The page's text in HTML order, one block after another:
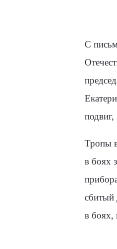
С
Тропы
в боях
сбитый
в боях,